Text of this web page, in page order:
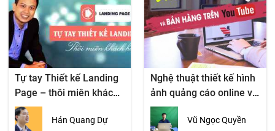
Tự tay Thiết kế Landing
Page – thôi miên khách
hàng
Hán Quang Dự
Nghệ thuật thiết kế hình
ảnh quảng cáo online và
bán hàng trên youtube
Vũ Ngọc Quyền